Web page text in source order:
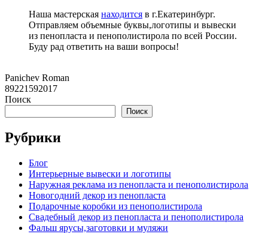
Наша мастерская находится в г.Екатеринбург.
Отправляем объемные буквы,логотипы и вывески
из пенопласта и пенополистирола по всей России.
Буду рад ответить на ваши вопросы!
Panichev Roman
89221592017
Поиск
Поиск
Рубрики
Блог
Интерьерные вывески и логотипы
Наружная реклама из пенопласта и пенополистирола
Новогодний декор из пенопласта
Подарочные коробки из пенополистирола
Свадебный декор из пенопласта и пенополистирола
Фальш ярусы,заготовки и муляжи